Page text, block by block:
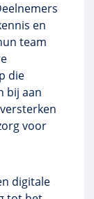
en
team
die
bij aan
voor
digitale